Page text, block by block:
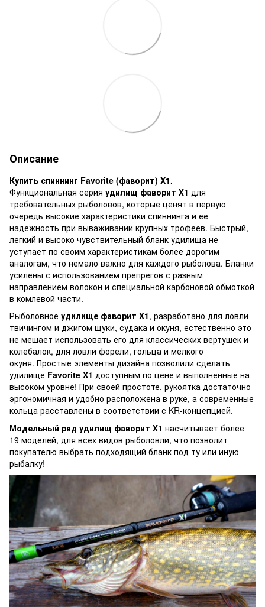
Описание
Купить спиннинг Favorite (фаворит) X1.
Функциональная серия удилищ фаворит Х1 для
требовательных рыболовов, которые ценят в первую
очередь высокие характеристики спиннинга и ее
надежность при вываживании крупных трофеев. Быстрый,
легкий и высоко чувствительный бланк удилища не
уступает по своим характеристикам более дорогим
аналогам, что немало важно для каждого рыболова. Бланки
усилены с использованием препрегов с разным
направлением волокон и специальной карбоновой обмоткой
в комлевой части.
Рыболовное удилище фаворит Х1, разработано для ловли
твичингом и джигом щуки, судака и окуня, естественно это
не мешает использовать его для классических вертушек и
колебалок, для ловли форели, гольца и мелкого
окуня. Простые элементы дизайна позволили сделать
удилище Favorite X1 доступным по цене и выполненные на
высоком уровне! При своей простоте, рукоятка достаточно
эргономичная и удобно расположена в руке, а современные
кольца расставлены в соответствии с KR-концепцией.
Модельный ряд удилищ фаворит Х1 насчитывает более
19 моделей, для всех видов рыболовли, что позволит
покупателю выбрать подходящий бланк под ту или иную
рыбалку!